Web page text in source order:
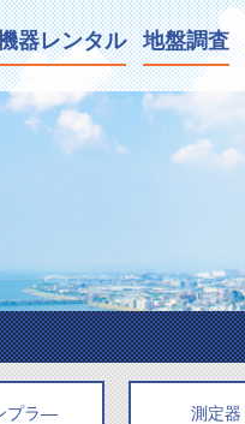
器レンタル 地盤調査
プラ― 測定器